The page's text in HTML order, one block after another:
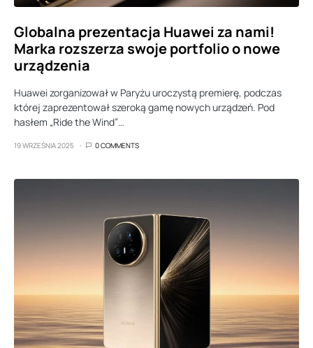
Globalna prezentacja Huawei za nami!
Marka rozszerza swoje portfolio o nowe
urządzenia
Huawei zorganizował w Paryżu uroczystą premierę, podczas
której zaprezentował szeroką gamę nowych urządzeń. Pod
hasłem „Ride the Wind”…
19 WRZEŚNIA 2025 0 COMMENTS